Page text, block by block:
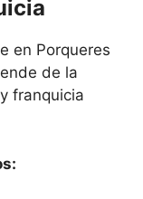
en Porqueres
de la
franquicia